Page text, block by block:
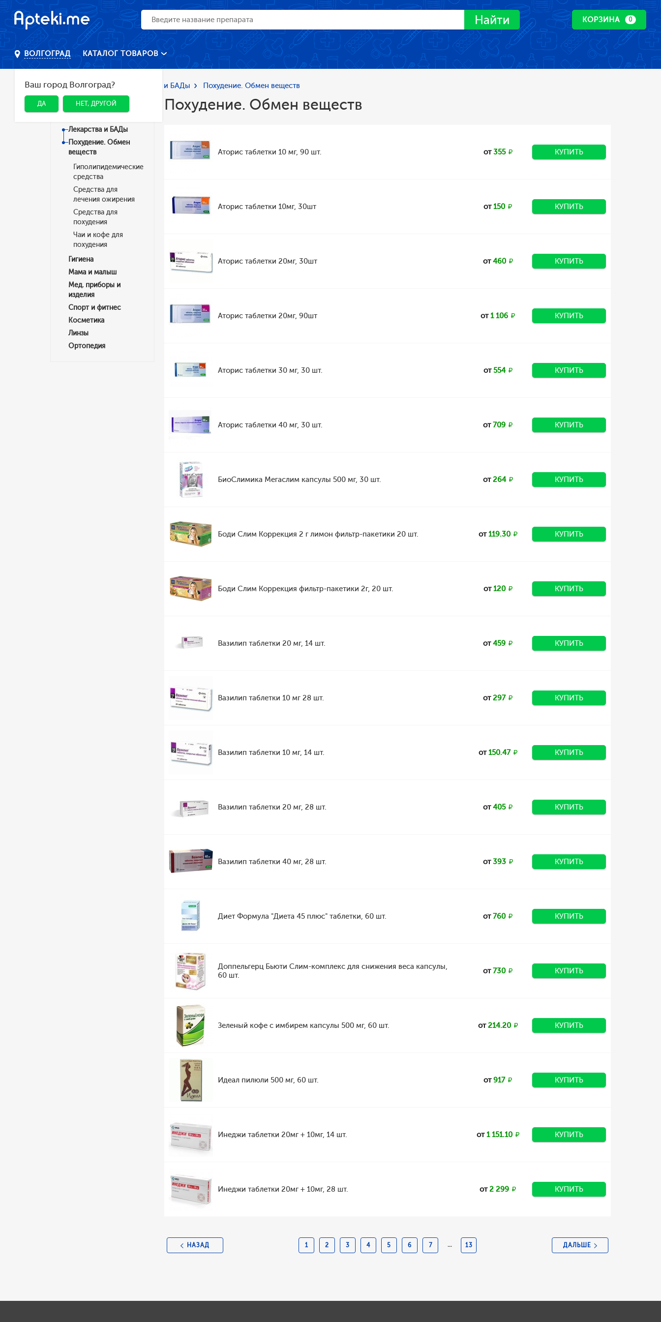
Найти КОРЗИНА 0
ВОЛГОГРАД
Ваш город Волгоград?
ДА НЕТ, ДРУГОЙ
КАТАЛОГ ТОВАРОВ
Главная Каталог Лекарства и БАДы Похудение. Обмен веществ
Категории
Лекарства и БАДы
Похудение. Обмен
веществ
Гиполипидемические
средства
Средства для
лечения ожирения
Средства для
похудения
Чаи и кофе для
похудения
Гигиена
Мама и малыш
Мед. приборы и
изделия
Спорт и фитнес
Косметика
Линзы
Ортопедия
Похудение. Обмен веществ
Аторис таблетки 10 мг, 90 шт. от355 КУПИТЬ
Аторис таблетки 10мг, 30шт от150 КУПИТЬ
Аторис таблетки 20мг, 30шт от460 КУПИТЬ
Аторис таблетки 20мг, 90шт от1 106 КУПИТЬ
Аторис таблетки 30 мг, 30 шт. от554 КУПИТЬ
Аторис таблетки 40 мг, 30 шт. от709 КУПИТЬ
БиоСлимика Мегаслим капсулы 500 мг, 30 шт. от264 КУПИТЬ
Боди Слим Коррекция 2 г лимон фильтр-пакетики 20 шт. от119.30 КУПИТЬ
Боди Слим Коррекция фильтр-пакетики 2г, 20 шт. от120 КУПИТЬ
Вазилип таблетки 20 мг, 14 шт. от459 КУПИТЬ
Вазилип таблетки 10 мг 28 шт. от297 КУПИТЬ
Вазилип таблетки 10 мг, 14 шт. от150.47 КУПИТЬ
Вазилип таблетки 20 мг, 28 шт. от405 КУПИТЬ
Вазилип таблетки 40 мг, 28 шт. от393 КУПИТЬ
Диет Формула "Диета 45 плюс" таблетки, 60 шт. от760 КУПИТЬ
Доппельгерц Бьюти Слим-комплекс для снижения веса капсулы,
60 шт.
от730 КУПИТЬ
Зеленый кофе с имбирем капсулы 500 мг, 60 шт. от214.20 КУПИТЬ
Идеал пилюли 500 мг, 60 шт. от917 КУПИТЬ
Инеджи таблетки 20мг + 10мг, 14 шт. от1 151.10 КУПИТЬ
Инеджи таблетки 20мг + 10мг, 28 шт. от2 299 КУПИТЬ
НАЗАД 1 2 3 4 5 6 7 ... 13 ДАЛЬШЕ